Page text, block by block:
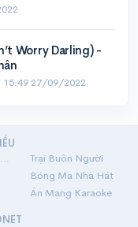
Worry Darling) -
15:49 27/09/2022
Hộ Linh Tráng Sĩ: Bí Ẩn Mộ Vua Đinh
Trại Buôn Người
Bóng Ma Nhà Hát
Án Mạng Karaoke